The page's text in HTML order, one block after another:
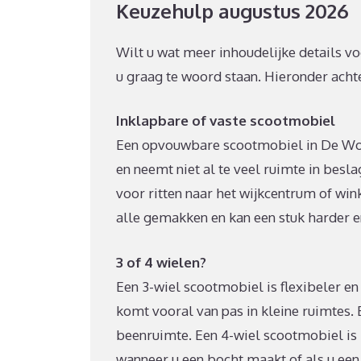
Keuzehulp augustus 2026
Wilt u wat meer inhoudelijke details
u graag te woord staan. Hieronder
Inklapbare of vaste scootmobiel
Een opvouwbare scootmobiel in De
en neemt niet al te veel ruimte in
voor ritten naar het wijkcentrum of
alle gemakken en kan een stuk
3 of 4 wielen?
Een 3-wiel scootmobiel is flexibeler
komt vooral van pas in kleine ruimtes.
beenruimte. Een 4-wiel scootmobiel